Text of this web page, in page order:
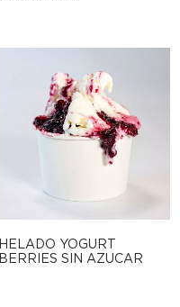
HELADO YOGURT
BERRIES SIN AZUCAR